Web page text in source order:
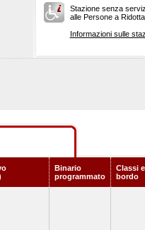
Stazione senza
alle Persone a
Informazioni sulle
Binario
programmato
Classi
bordo